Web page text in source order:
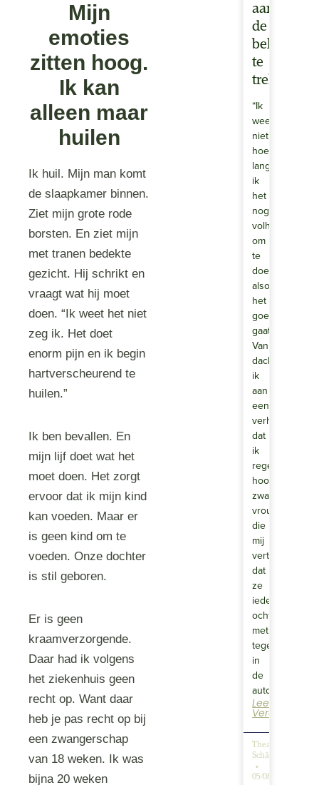
Mijn
emoties
zitten hoog.
Ik kan
alleen maar
huilen
Ik huil. Mijn man komt
de slaapkamer binnen.
Ziet mijn grote rode
borsten. En ziet mijn
met tranen bedekte
gezicht. Hij schrikt en
vraagt wat hij moet
doen. “Ik weet het niet
zeg ik. Het doet
enorm pijn en ik begin
hartverscheurend te
huilen.”
Ik ben bevallen. En
mijn lijf doet wat het
moet doen. Het zorgt
ervoor dat ik mijn kind
kan voeden. Maar er
is geen kind om te
voeden. Onze dochter
is stil geboren.
Er is geen
kraamverzorgende.
Daar had ik volgens
het ziekenhuis geen
recht op. Want daar
heb je pas recht op bij
een zwangerschap
van 18 weken. Ik was
bijna 20 weken
aan
de
bel
te
trekken.
“Ik
weet
niet
hoe
lang
ik
het
nog
volhoud
om
te
doen
alsof
het
goed
gaat.”
Vanmorgen
dacht
ik
aan
een
verhaal
dat
ik
regelmatig
hoor.Een
zwangere
vrouw
die
mij
vertelt
dat
ze
iedere
ochtend
met
tegenzin
in
de
auto…
Lees
Verder
Thea
Schäfer
05/08/2026